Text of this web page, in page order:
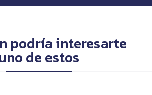
podría interesarte
de estos